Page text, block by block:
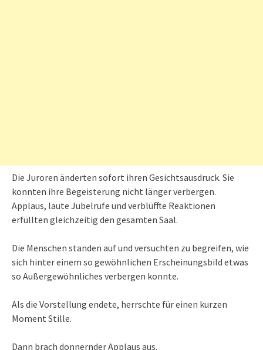
Die Juroren änderten sofort ihren Gesichtsausdruck. Sie
konnten ihre Begeisterung nicht länger verbergen.
Applaus, laute Jubelrufe und verblüffte Reaktionen
erfüllten gleichzeitig den gesamten Saal.
Die Menschen standen auf und versuchten zu begreifen, wie
sich hinter einem so gewöhnlichen Erscheinungsbild etwas
so Außergewöhnliches verbergen konnte.
Als die Vorstellung endete, herrschte für einen kurzen
Moment Stille.
Dann brach donnernder Applaus aus.